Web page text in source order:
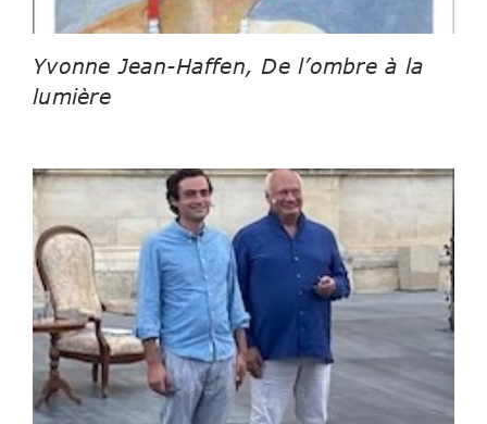
Yvonne Jean-Haffen, De l’ombre à la
lumière